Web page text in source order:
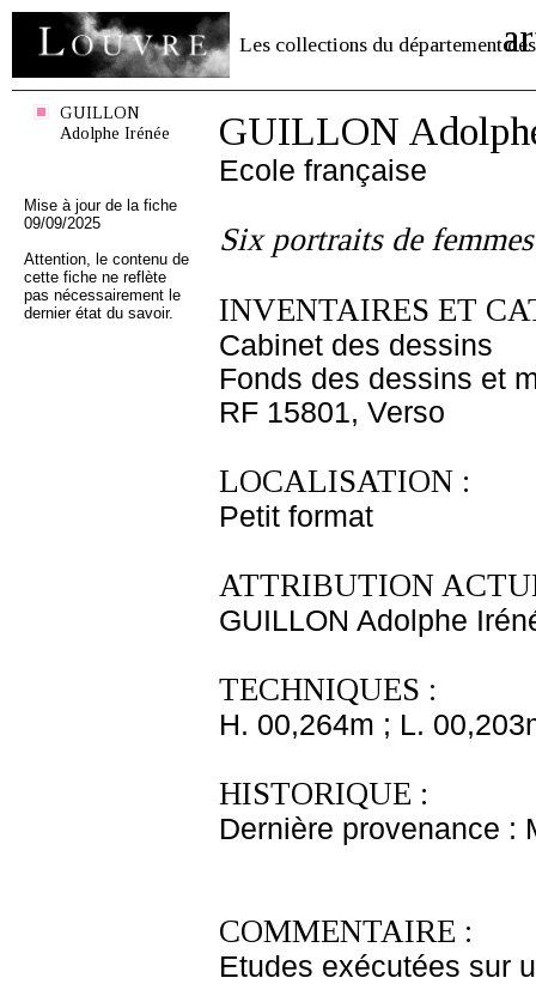
Les collections du département des
GUILLON
Adolphe Irénée
Mise à jour de la fiche
09/09/2025
Attention, le contenu de
cette fiche ne reflète
pas nécessairement le
dernier état du savoir.
GUILLON
Ecole française
Six portraits de
INVENTAIRES ET
Cabinet des dessins
Fonds des dessins et
RF 15801, Verso
LOCALISATION :
Petit format
ATTRIBUTION
GUILLON Adolphe
TECHNIQUES :
H. 00,264m ; L.
HISTORIQUE :
Dernière provenance :
COMMENTAIRE :
Etudes exécutées sur